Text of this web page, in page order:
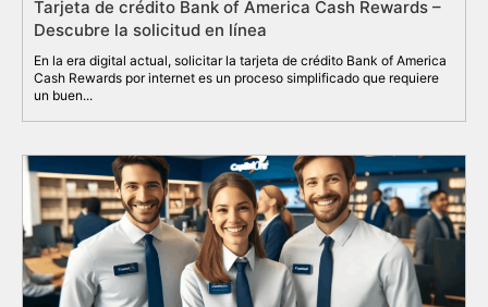
Tarjeta de crédito Bank of America Cash Rewards –
Descubre la solicitud en línea
En la era digital actual, solicitar la tarjeta de crédito Bank of America
Cash Rewards por internet es un proceso simplificado que requiere
un buen...